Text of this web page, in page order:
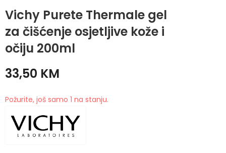
Vichy Purete Thermale gel
za čišćenje osjetljive kože i
očiju 200ml
Protokol za njegu
kože u
postmenopauzi za
92,00
Thermale
mineralizovano
micelarno mlijeko sa
30,90
33,50 KM
Požurite, još samo 1 na stanju.